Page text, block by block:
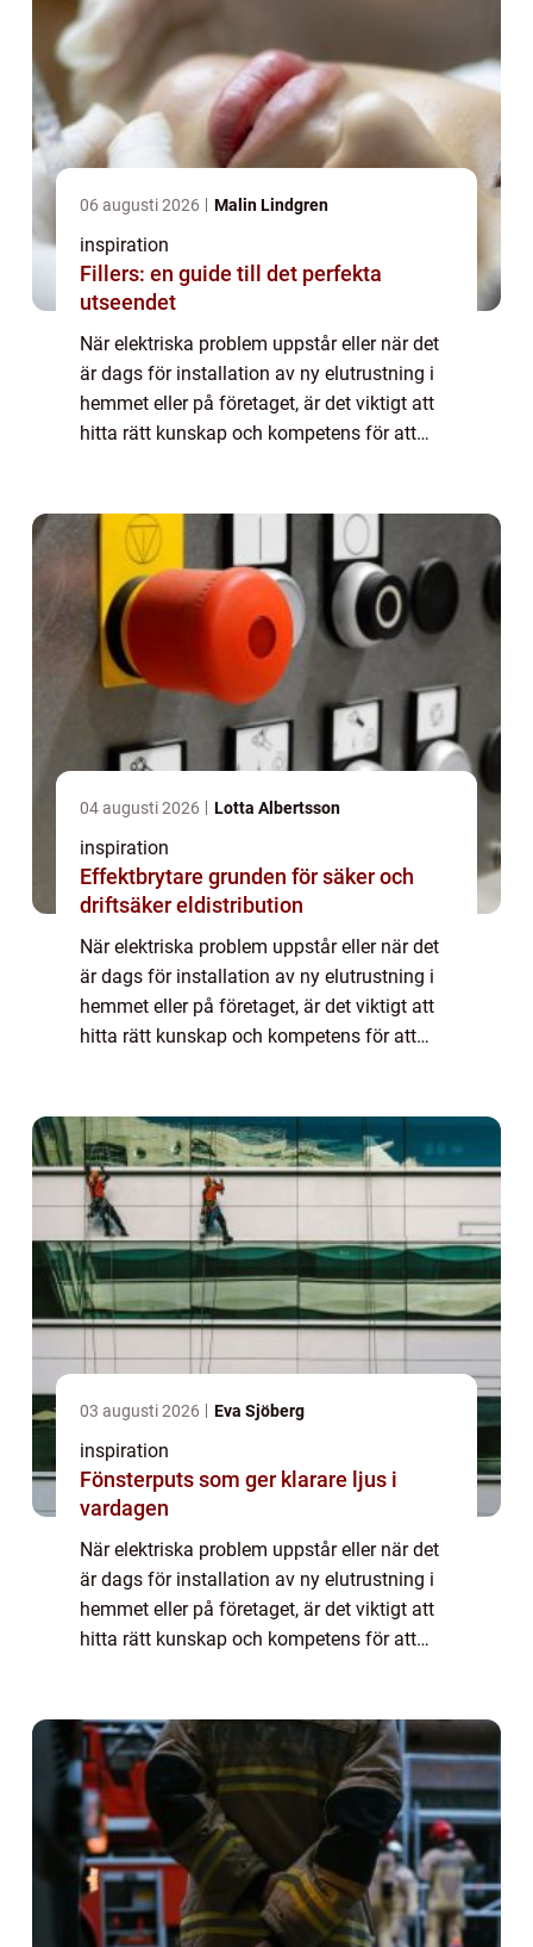
06 augusti 2026 Malin Lindgren
inspiration
Fillers: en guide till det perfekta
utseendet
När elektriska problem uppstår eller när det
är dags för installation av ny elutrustning i
hemmet eller på företaget, är det viktigt att
hitta rätt kunskap och kompetens för att
04 augusti 2026 Lotta Albertsson
inspiration
Effektbrytare grunden för säker och
driftsäker eldistribution
När elektriska problem uppstår eller när det
är dags för installation av ny elutrustning i
hemmet eller på företaget, är det viktigt att
hitta rätt kunskap och kompetens för att
03 augusti 2026 Eva Sjöberg
inspiration
Fönsterputs som ger klarare ljus i
vardagen
När elektriska problem uppstår eller när det
är dags för installation av ny elutrustning i
hemmet eller på företaget, är det viktigt att
hitta rätt kunskap och kompetens för att